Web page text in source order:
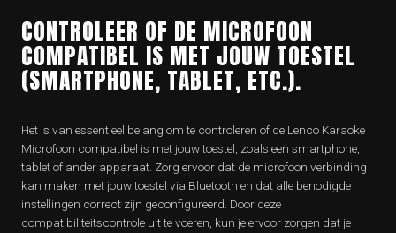
CONTROLEER OF DE MICROFOON
COMPATIBEL IS MET JOUW TOESTEL
(SMARTPHONE, TABLET, ETC.).
Het is van essentieel belang om te controleren of de Lenco Karaoke
Microfoon compatibel is met jouw toestel, zoals een smartphone,
tablet of ander apparaat. Zorg ervoor dat de microfoon verbinding
kan maken met jouw toestel via Bluetooth en dat alle benodigde
instellingen correct zijn geconfigureerd. Door deze
compatibiliteitscontrole uit te voeren, kun je ervoor zorgen dat je